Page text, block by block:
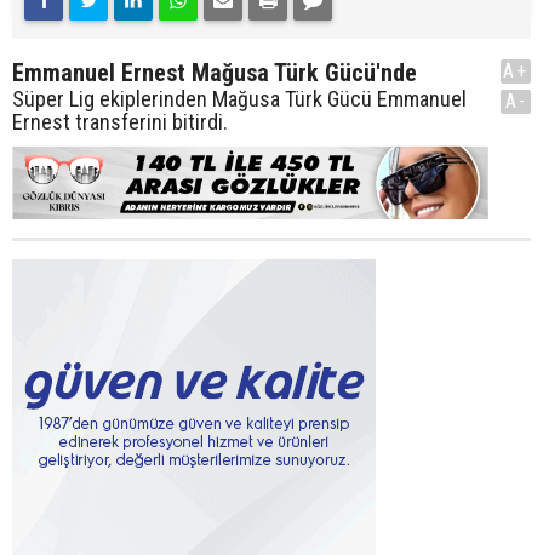
Emmanuel Ernest Mağusa Türk Gücü'nde
Süper Lig ekiplerinden Mağusa Türk Gücü Emmanuel
Ernest transferini bitirdi.
A+
A-